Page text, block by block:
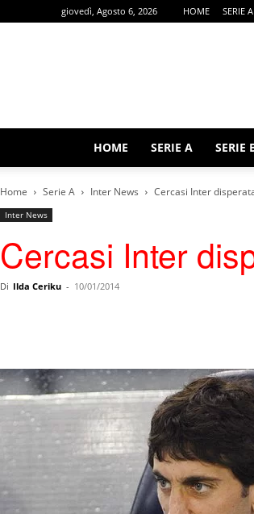
giovedì, Agosto 6, 2026 HOME SERIE A
HOME SERIE A SERIE
Home Serie A Inter News Cercasi Inter
Inter News
Cercasi Inter
Di Ilda Ceriku - 10/01/2014